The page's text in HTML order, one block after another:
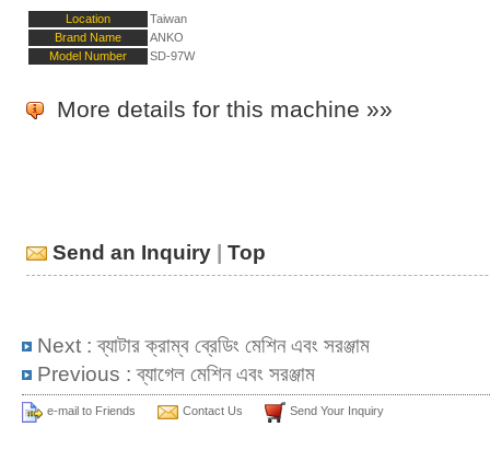
Location
Taiwan
Brand Name
ANKO
Model Number
SD-97W
More details for this machine »»
Send an Inquiry | Top
Next :ব্যাটার ক্রাম্ব ব্রেডিং মেশিন এবং সরঞ্জাম
Previous :ব্যাগেল মেশিন এবং সরঞ্জাম
e-mail to Friends Contact Us Send Your Inquiry